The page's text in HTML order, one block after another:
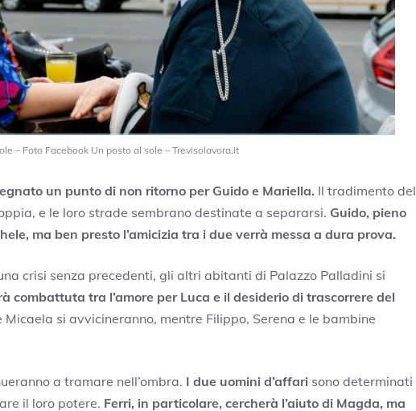
– Foto Facebook Un posto al sole – Trevisolavora.it
un punto di non ritorno per Guido e Mariella. Il tradimento del
e le loro strade sembrano destinate a separarsi. Guido, pieno
ma ben presto l’amicizia tra i due verrà messa a dura prova.
crisi senza precedenti, gli altri abitanti di Palazzo Palladini si
combattuta tra l’amore per Luca e il desiderio di trascorrere del
Micaela si avvicineranno, mentre Filippo, Serena e le bambine
a tramare nell’ombra. I due uomini d’affari sono determinati
il loro potere. Ferri, in particolare, cercherà l’aiuto di Magda, ma